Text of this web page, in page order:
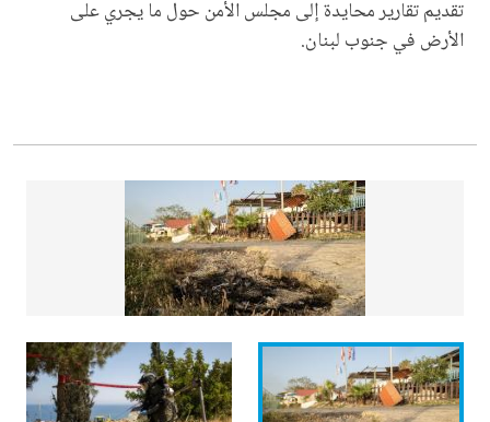
تقديم تقارير محايدة إلى مجلس الأمن حول ما يجري على
الأرض في جنوب لبنان.